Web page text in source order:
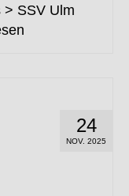
SSV Ulm
24
NOV. 2025